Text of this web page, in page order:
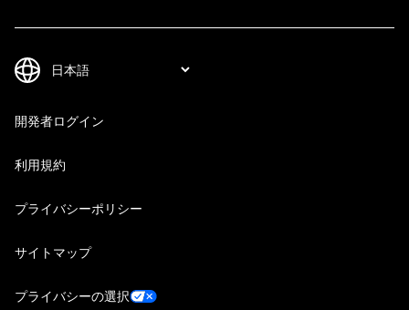
開発者ログイン
利用規約
プライバシーポリシー
サイトマップ
プライバシーの選択